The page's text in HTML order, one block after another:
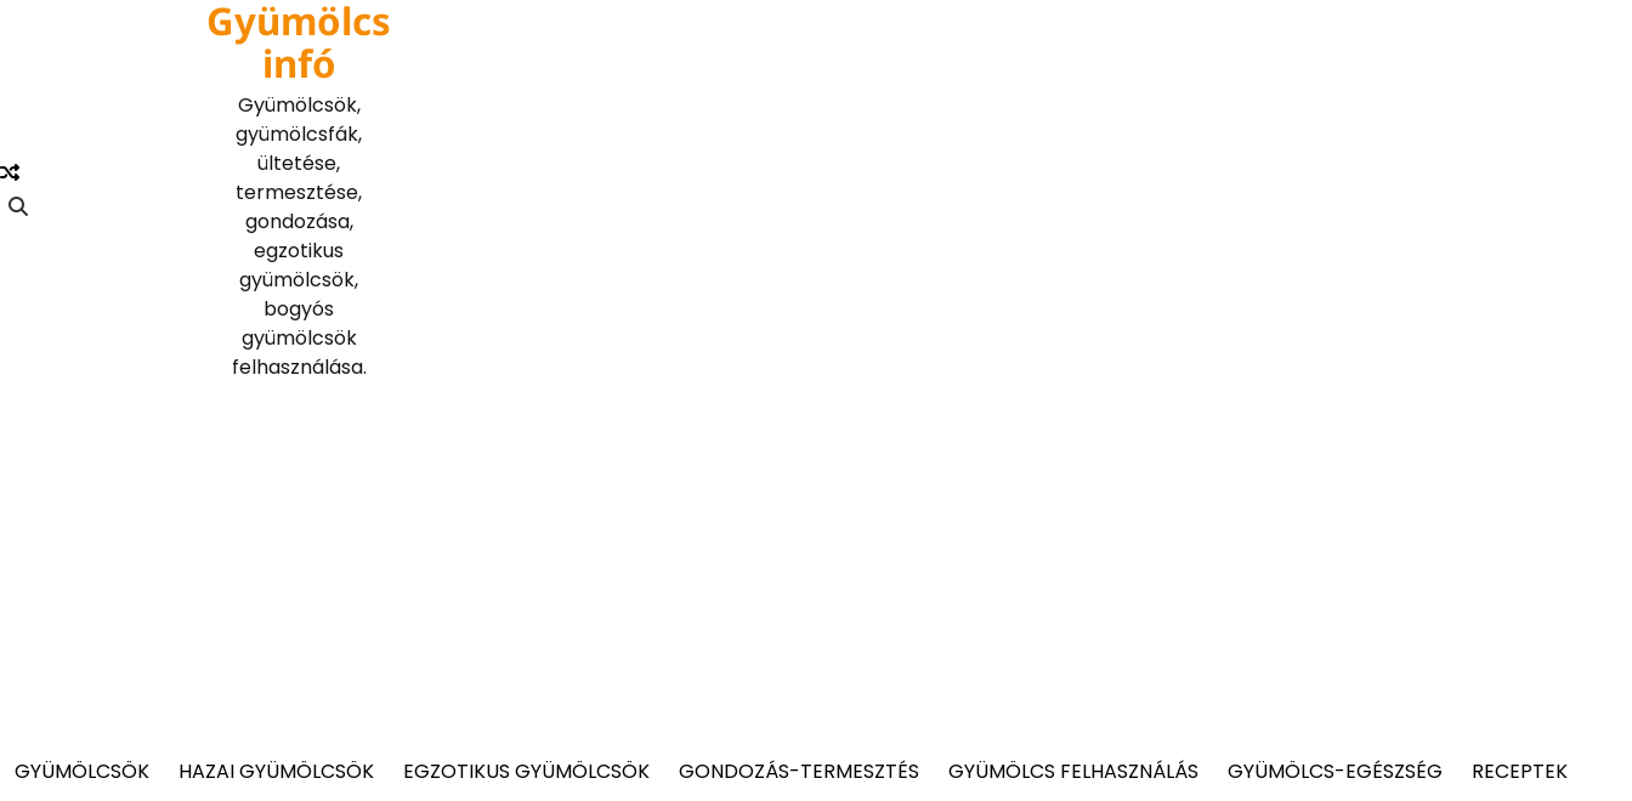
Gyümölcs
infó
Gyümölcsök,
gyümölcsfák,
ültetése,
termesztése,
gondozása,
egzotikus
gyümölcsök,
bogyós
gyümölcsök
felhasználása.
GYÜMÖLCSÖK HAZAI GYÜMÖLCSÖK EGZOTIKUS GYÜMÖLCSÖK GONDOZÁS-TERMESZTÉS GYÜMÖLCS FELHASZNÁLÁS GYÜMÖLCS-EGÉSZSÉG
RECEPTEK